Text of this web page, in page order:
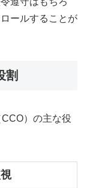
ールすることが
割
）の主な役